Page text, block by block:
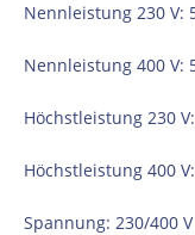
Nennleistung 230 V:
Nennleistung 400 V:
Höchstleistung 230
Höchstleistung 400
Spannung: 230/400